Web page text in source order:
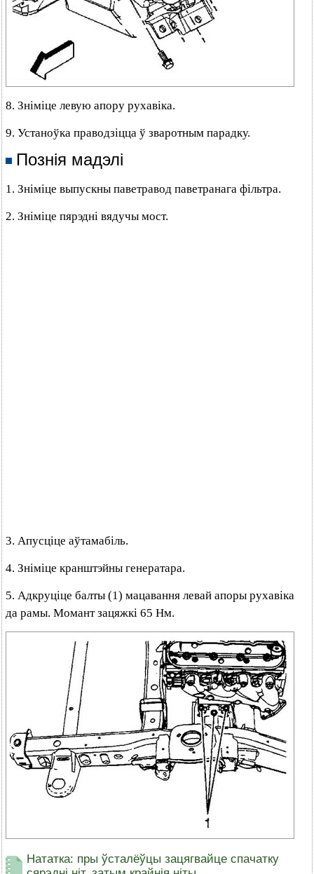
8. Зніміце левую апору рухавіка.
9. Устаноўка праводзіцца ў зваротным парадку.
Познія мадэлі
1. Зніміце выпускны паветравод паветранага фільтра.
2. Зніміце пярэдні вядучы мост.
3. Апусціце аўтамабіль.
4. Зніміце кранштэйны генератара.
5. Адкруціце балты (1) мацавання левай апоры рухавіка
да рамы. Момант зацяжкі 65 Нм.
Нататка: пры ўсталёўцы зацягвайце спачатку